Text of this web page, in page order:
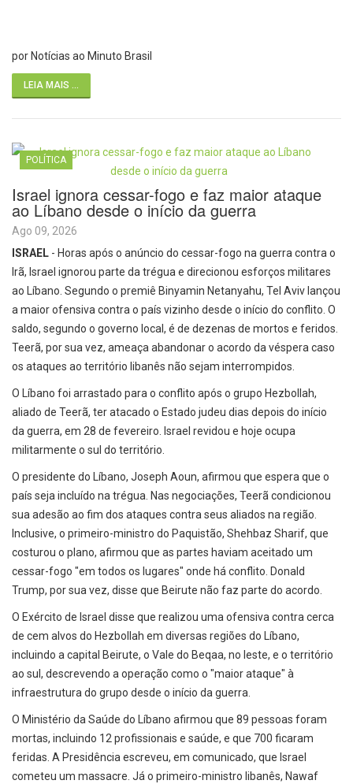
por Notícias ao Minuto Brasil
LEIA MAIS ...
POLÍTICA
Israel ignora cessar-fogo e faz maior ataque
ao Líbano desde o início da guerra
Ago 09, 2026
ISRAEL - Horas após o anúncio do cessar-fogo na guerra contra o
Irã, Israel ignorou parte da trégua e direcionou esforços militares
ao Líbano. Segundo o premiê Binyamin Netanyahu, Tel Aviv lançou
a maior ofensiva contra o país vizinho desde o início do conflito. O
saldo, segundo o governo local, é de dezenas de mortos e feridos.
Teerã, por sua vez, ameaça abandonar o acordo da véspera caso
os ataques ao território libanês não sejam interrompidos.
O Líbano foi arrastado para o conflito após o grupo Hezbollah,
aliado de Teerã, ter atacado o Estado judeu dias depois do início
da guerra, em 28 de fevereiro. Israel revidou e hoje ocupa
militarmente o sul do território.
O presidente do Líbano, Joseph Aoun, afirmou que espera que o
país seja incluído na trégua. Nas negociações, Teerã condicionou
sua adesão ao fim dos ataques contra seus aliados na região.
Inclusive, o primeiro-ministro do Paquistão, Shehbaz Sharif, que
costurou o plano, afirmou que as partes haviam aceitado um
cessar-fogo "em todos os lugares" onde há conflito. Donald
Trump, por sua vez, disse que Beirute não faz parte do acordo.
O Exército de Israel disse que realizou uma ofensiva contra cerca
de cem alvos do Hezbollah em diversas regiões do Líbano,
incluindo a capital Beirute, o Vale do Beqaa, no leste, e o território
ao sul, descrevendo a operação como o "maior ataque" à
infraestrutura do grupo desde o início da guerra.
O Ministério da Saúde do Líbano afirmou que 89 pessoas foram
mortas, incluindo 12 profissionais e saúde, e que 700 ficaram
feridas. A Presidência escreveu, em comunicado, que Israel
cometeu um massacre. Já o primeiro-ministro libanês, Nawaf